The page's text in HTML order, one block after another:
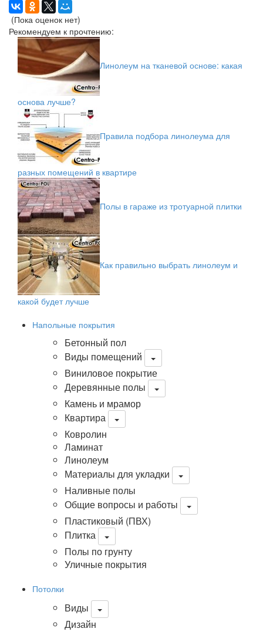
(Пока оценок нет)
Рекомендуем к прочтению:
Линолеум на тканевой основе: какая
основа лучше?
Правила подбора линолеума для
разных помещений в квартире
Полы в гараже из тротуарной плитки
Как правильно выбрать линолеум и
какой будет лучше
Напольные покрытия
Бетонный пол
Виды помещений
Виниловое покрытие
Деревянные полы
Камень и мрамор
Квартира
Ковролин
Ламинат
Линолеум
Материалы для укладки
Наливные полы
Общие вопросы и работы
Пластиковый (ПВХ)
Плитка
Полы по грунту
Уличные покрытия
Потолки
Виды
Дизайн